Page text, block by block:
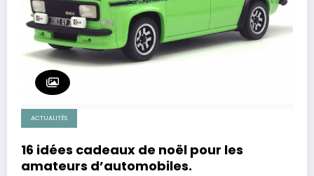
ACTUALITÉS
16 idées cadeaux de noël pour les
amateurs d’automobiles.